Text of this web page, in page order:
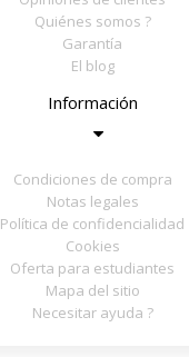
Quiénes somos ?
Garantía
El blog
Información
Condiciones de compra
Notas legales
Política de confidencialidad
Cookies
Oferta para estudiantes
Mapa del sitio
Necesitar ayuda ?